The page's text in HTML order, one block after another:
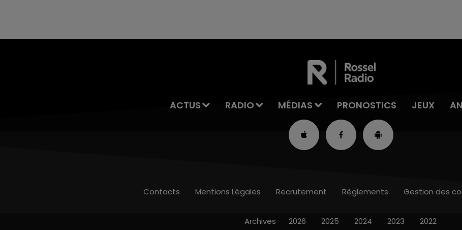
ACTUS RADIO MÉDIAS PRONOSTICS JEUX
Contacts Mentions Légales Recrutement Règlements Gestion des
Archives 2026 2025 2024 2023 2022